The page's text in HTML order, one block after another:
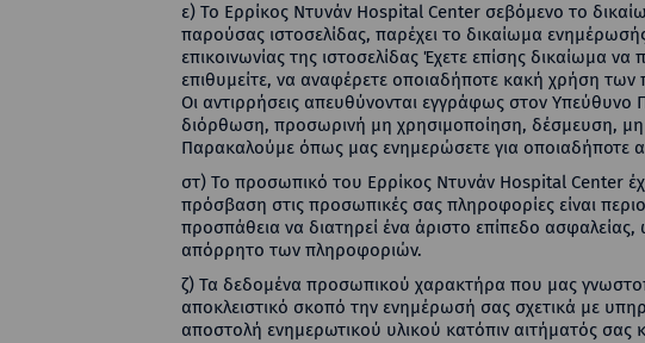
ε) Το Ερρίκος Ντυνάν Hospital Center σεβόμενο το
παρούσας ιστοσελίδας, παρέχει το δικαίωμα
επικοινωνίας της ιστοσελίδας Έχετε επίσης δικαίωμα
επιθυμείτε, να αναφέρετε οποιαδήποτε κακή χρήση
Οι αντιρρήσεις απευθύνονται εγγράφως στον Υπεύθυνο
διόρθωση, προσωρινή μη χρησιμοποίηση, δέσμευση,
Παρακαλούμε όπως μας ενημερώσετε για οποιαδήποτε
στ) Το προσωπικό του Ερρίκος Ντυνάν Hospital Center
πρόσβαση στις προσωπικές σας πληροφορίες είναι
προσπάθεια να διατηρεί ένα άριστο επίπεδο
απόρρητο των πληροφοριών.
ζ) Τα δεδομένα προσωπικού χαρακτήρα που μας
αποκλειστικό σκοπό την ενημέρωσή σας σχετικά με
αποστολή ενημερωτικού υλικού κατόπιν αιτήματός σας